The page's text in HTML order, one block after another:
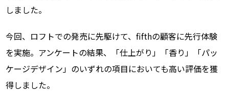
しました。
今回、ロフトでの発売に先駆けて、fifthの顧客に先行体験
を実施。アンケートの結果、「仕上がり」「香り」「パッ
ケージデザイン」のいずれの項目においても高い評価を獲
得しました。